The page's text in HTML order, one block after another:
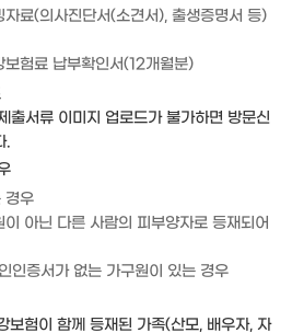
료(의사진단서(소견서), 출생증명서 등)
보험료 납부확인서(12개월분)
출서류 이미지 업로드가 불가하면 방문신
.
경우
아닌 다른 사람의 피부양자로 등재되어
인증서가 없는 가구원이 있는 경우
험이 함께 등재된 가족(산모, 배우자, 자